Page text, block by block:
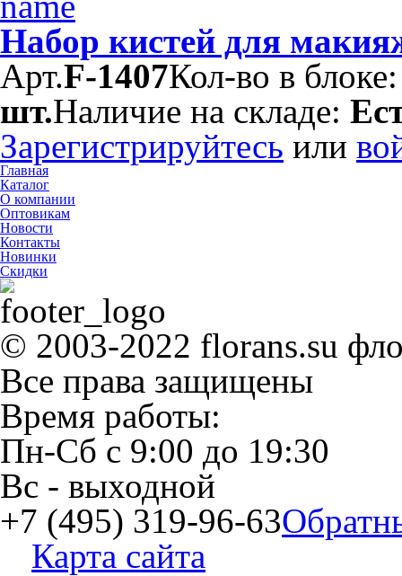
Набор кистей для
Арт.F-1407Кол-во в
шт.Наличие на складе:
Зарегистрируйтесь или
Главная
Каталог
О компании
Оптовикам
Новости
Контакты
Новинки
Скидки
© 2003-2022 florans.su
Все права защищены
Время работы:
Пн-Сб с 9:00 до 19:30
Вс - выходной
+7 (495) 319-96-63
Карта сайта